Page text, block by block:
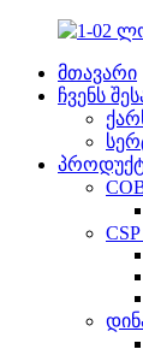
მთავარი
ჩვენს